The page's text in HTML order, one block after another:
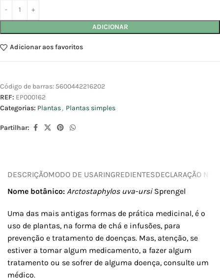
ADICIONAR
Adicionar aos favoritos
Código de barras: 5600442216202
REF: EP000162
Categorias: Plantas, Plantas simples
Partilhar:
DESCRIÇÃOMODO DE USARINGREDIENTESDECLARAÇÃO
Nome botânico: Arctostaphylos uva-ursi Sprengel
Uma das mais antigas formas de prática medicinal, é o
uso de plantas, na forma de chá e infusões, para
prevenção e tratamento de doenças. Mas, atenção, se
estiver a tomar algum medicamento, a fazer algum
tratamento ou se sofrer de alguma doença, consulte um
médico.